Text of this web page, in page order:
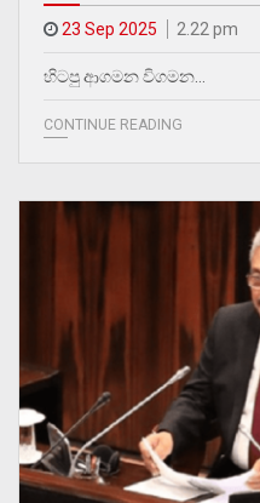
23 Sep 2025 2.22 pm
හිටපු ආගමන විගමන…
CONTINUE READING